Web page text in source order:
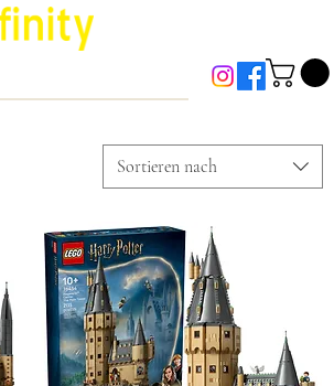
Sortieren nach